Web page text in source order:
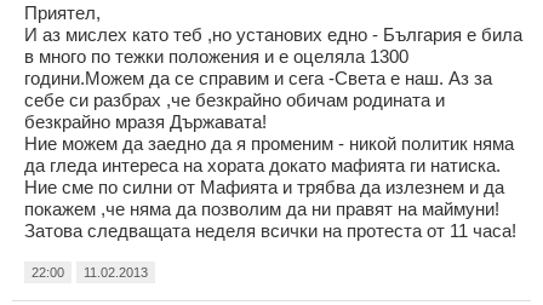
Приятел,
И аз мислех като теб ,но установих едно - България е била
в много по тежки положения и е оцеляла 1300
години.Можем да се справим и сега -Света е наш. Аз за
себе си разбрах ,че безкрайно обичам родината и
безкрайно мразя Държавата!
Ние можем да заедно да я променим - никой политик няма
да гледа интереса на хората докато мафията ги натиска.
Ние сме по силни от Мафията и трябва да излезнем и да
покажем ,че няма да позволим да ни правят на маймуни!
Затова следващата неделя всички на протеста от 11 часа!
22:00 11.02.2013